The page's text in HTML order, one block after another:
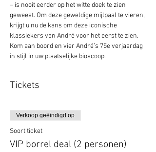
– is nooit eerder op het witte doek te zien
geweest. Om deze geweldige mijlpaal te vieren,
krijgt u nu de kans om deze iconische
klassiekers van André voor het eerst te zien.
Kom aan boord en vier André’s 75e verjaardag
in stijl in uw plaatselijke bioscoop.
Tickets
Verkoop geëindigd op
Soort ticket
VIP borrel deal (2 personen)